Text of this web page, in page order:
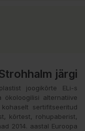
järgi
joogikõrte ELi-s
ökoloogilisi alternatiive
sertifitseeritud
kõrtest, rohupaberist,
2014. aastal Euroopa